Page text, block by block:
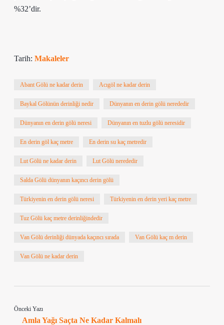
%32’dir.
Tarih: Makaleler
Abant Gölü ne kadar derin Acıgöl ne kadar derin
Baykal Gölünün derinliği nedir Dünyanın en derin gölü nerededir
Dünyanın en derin gölü neresi Dünyanın en tuzlu gölü neresidir
En derin göl kaç metre En derin su kaç metredir
Lut Gölü ne kadar derin Lut Gölü nerededir
Salda Gölü dünyanın kaçıncı derin gölü
Türkiyenin en derin gölü neresi Türkiyenin en derin yeri kaç metre
Tuz Gölü kaç metre derinliğindedir
Van Gölü derinliği dünyada kaçıncı sırada Van Gölü kaç m derin
Van Gölü ne kadar derin
Önceki Yazı
Amla Yağı Saçta Ne Kadar Kalmalı